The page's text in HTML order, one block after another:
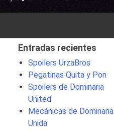
Entradas recientes
Spoilers UrzaBros
Pegatinas Quita y Pon
Spoilers de Dominaria
United
Mecánicas de Dominaria
Unida